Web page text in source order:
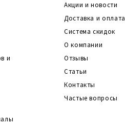
и
Акции и новости
Доставка и оплата
Система скидок
О компании
Отзывы
Статьи
Контакты
Частые вопросы